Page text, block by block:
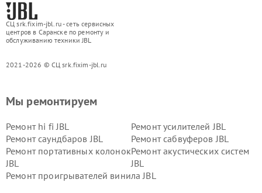
СЦ srk.fixim-jbl.ru - сеть сервисных
центров в Саранске по ремонту и
обслуживанию техники JBL
2021-2026 © СЦ srk.fixim-jbl.ru
Мы ремонтируем
Ремонт hi fi JBL
Ремонт усилителей JBL
Ремонт саундбаров JBL
Ремонт сабвуферов JBL
Ремонт портативных колонок
JBL
Ремонт акустических систем
JBL
Ремонт проигрывателей винила JBL